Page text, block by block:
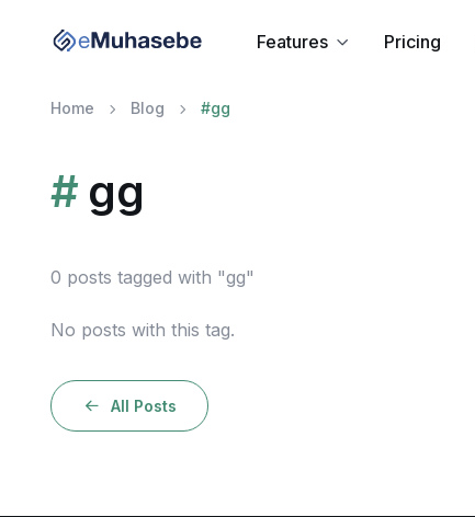
Features Pricing
Home Blog #gg
# gg
0 posts tagged with "gg"
No posts with this tag.
All Posts